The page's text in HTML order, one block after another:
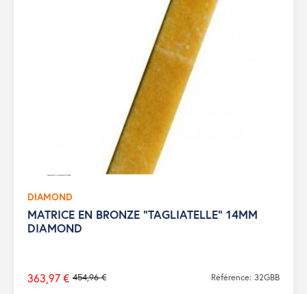
DIAMOND
MATRICE EN BRONZE "TAGLIATELLE" 14MM
DIAMOND
Prix
454,96 €
363,97 € Référence: 32GBB